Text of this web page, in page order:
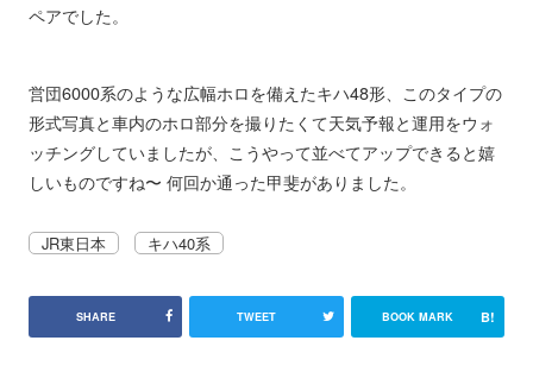
ペアでした。
営団6000系のような広幅ホロを備えたキハ48形、このタイプの
形式写真と車内のホロ部分を撮りたくて天気予報と運用をウォ
ッチングしていましたが、こうやって並べてアップできると嬉
しいものですね〜 何回か通った甲斐がありました。
JR東日本 キハ40系
SHARE TWEET BOOK MARK B!